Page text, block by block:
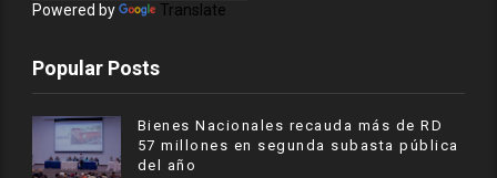
Powered by Translate
Popular Posts
Bienes Nacionales recauda más de RD
57 millones en segunda subasta pública
del año